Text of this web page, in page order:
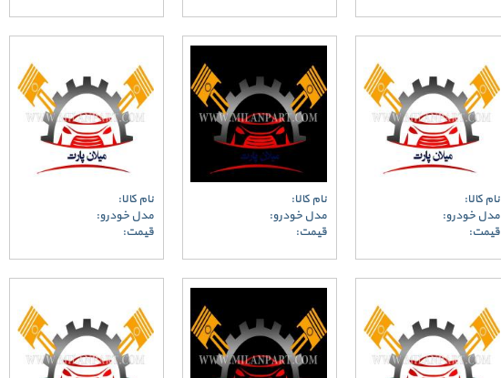
نام کالا:
مدل خودرو:
قیمت:
نام کالا:
مدل خودرو:
قیمت:
نام کالا:
مدل خودرو:
قیمت: